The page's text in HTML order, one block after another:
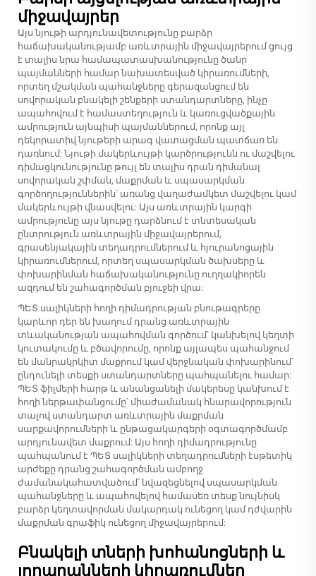
միջավայրեր
Այս նյութի արդյունավետությունը բարձր
հաճախականությամբ առևտրային միջավայրերում ցույց
է տալիս նրա համապատասխանությունը ծանր
պայմանների համար նախատեսված կիրառումների,
որտեղ մշակման պահանջները գերազանցում են
սովորական բնակելի շենքերի ստանդարտները, ինչը
ապահովում է համաստեղություն և կառուցվածքային
ամրություն այնպիսի պայմաններում, որոնք այլ
դեկորատիվ նյութերի արագ վատացման պատճառ են
դառնում: Նյութի մակերևույթի կարծրությունն ու մաշվելու
դիմացկունությունը թույլ են տալիս դրան դիմանալ
սովորական շփման, մաքրման և սպասարկման
գործողություններին՝ առանց վաղաժամկետ մաշվելու կամ
մակերևույթի վնասվելու: Այս առևտրային կարգի
ամրությունը այս նյութը դարձնում է տնտեսական
ընտրություն առևտրային միջավայրերում,
գրասենյակային տեղադրումներում և հյուրանոցային
կիրառումներում, որտեղ սպասարկման ծախսերը և
փոխարինման հաճախականությունը ուղղակիորեն
ազդում են շահագործման բյուջեի վրա:
ՊԵՏ սալիկների հողի դիմադրության բնութագրերը
կարևոր դեր են խաղում դրանց առևտրային
տևականության ապահովման գործում՝ կանխելով կեղտի
կուտակումը և բծավորումը, որոնք այլապես պահանջում
են մանրակրկիտ մաքրում կամ վերջնական փոխարինում՝
ընդունելի տեսքի ստանդարտները պահպանելու համար:
ՊԵՏ ֆիլմերի հարթ և անանցանելի մակերեսը կանխում է
հողի ներթափանցումը՝ միաժամանակ հնարավորություն
տալով ստանդարտ առևտրային մաքրման
սարքավորումների և ընթացակարգերի օգտագործմամբ
արդյունավետ մաքրում: Այս հողի դիմադրությունը
պահպանում է ՊԵՏ սալիկների տեղադրումների էսթետիկ
արժեքը դրանց շահագործման ամբողջ
ժամանակահատվածում՝ նվազեցնելով սպասարկման
պահանջները և ապահովելով համասեռ տեսք նույնիսկ
բարձր կեղտավորման մակարդակ ունեցող կամ դժվարին
մաքրման գրաֆիկ ունեցող միջավայրերում:
Բնակելի տների խոհանոցների և
լողարանների կիրառումներ